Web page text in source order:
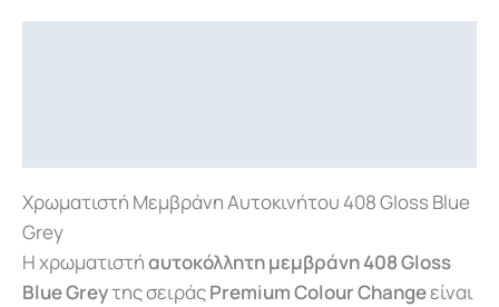
Χρωματιστή Μεμβράνη Αυτοκινήτου 408 Gloss Blue
Grey
Η χρωματιστήαυτοκόλλητη μεμβράνη 408 Gloss
Blue Greyτης σειράςPremium Colour Changeείναι